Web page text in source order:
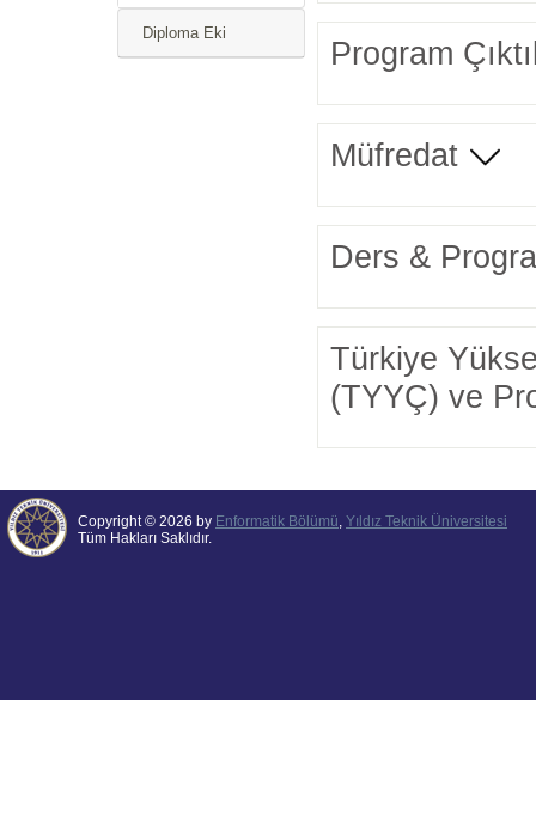
Diploma Eki
Program
Müfredat
Ders &
Türkiye
(TYYÇ) ve
Copyright © 2026 by Enformatik Bölümü, Yıldız Teknik Üniversitesi
Tüm Hakları Saklıdır.